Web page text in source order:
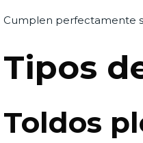
Cumplen perfectamente
Tipos
Toldos